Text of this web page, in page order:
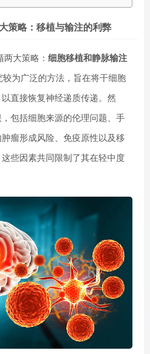
策略：移植与输注的利弊
两大策略： 细胞移植和静脉输注
较为广泛的方法，旨在将干细胞
直接恢复神经递质传递。然
包括细胞来源的伦理问题、手
瘤形成风险、免疫原性以及移
些因素共同限制了其在轻中度